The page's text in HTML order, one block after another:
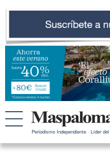
Periodismo Independiente · Líder